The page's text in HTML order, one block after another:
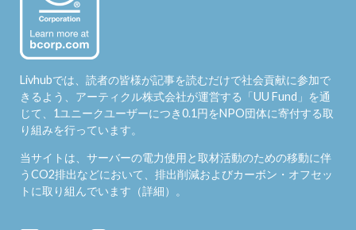
Livhubでは、読者の皆様が記事を読むだけで社会貢献に参加で
きるよう、アーティクル株式会社が運営する「UU Fund 」を通
じて、1ユニークユーザーにつき0.1円をNPO団体に寄付する取
り組みを行っています。
当サイトは、サーバーの電力使用と取材活動のための移動に伴
うCO2排出などにおいて、排出削減およびカーボン・オフセッ
トに取り組んでいます（詳細）。